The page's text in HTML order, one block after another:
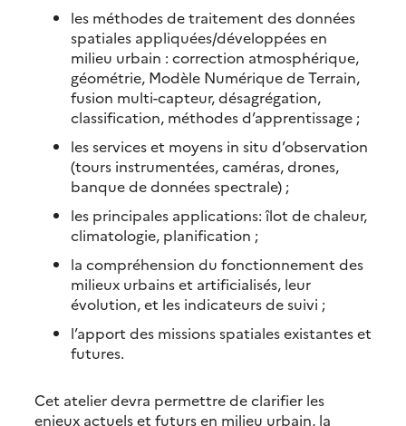
les méthodes de traitement des données
spatiales appliquées/développées en
milieu urbain : correction atmosphérique,
géométrie, Modèle Numérique de Terrain,
fusion multi-capteur, désagrégation,
classification, méthodes d’apprentissage ;
les services et moyens in situ d’observation
(tours instrumentées, caméras, drones,
banque de données spectrale) ;
les principales applications: îlot de chaleur,
climatologie, planification ;
la compréhension du fonctionnement des
milieux urbains et artificialisés, leur
évolution, et les indicateurs de suivi ;
l’apport des missions spatiales existantes et
futures.
Cet atelier devra permettre de clarifier les
enjeux actuels et futurs en milieu urbain, la